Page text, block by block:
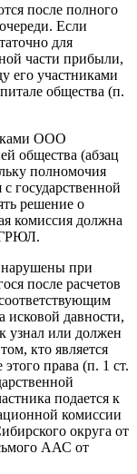
после полного
Если
для
части прибыли,
его участниками
общества (п.
ООО
общества (абзац
полномочия
государственной
решение о
комиссия должна
нарушены при
после расчетов
исковой давности,
узнал или должен
кто является
права (п. 1 ст.
подается к
комиссии
округа от
ААС от